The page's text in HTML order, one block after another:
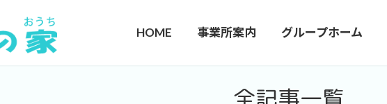
HOME 事業所案内 グループホーム